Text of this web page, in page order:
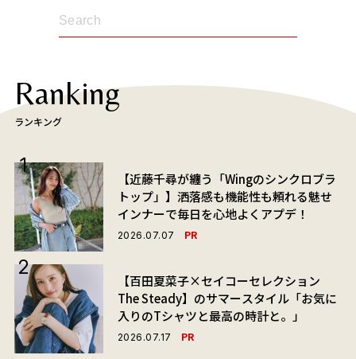
Ranking
ランキング
【近藤千尋が纏う「Wingのシンクロブラ
トップ」】洒落感も機能性も頼れる魅せ
インナーで毎日を心地よくアプデ！
2026.07.07 PR
【百田夏菜子×セイコーセレクション
The Steady】のサマースタイル「お気に
入りのTシャツと最高の時計と。」
2026.07.17 PR